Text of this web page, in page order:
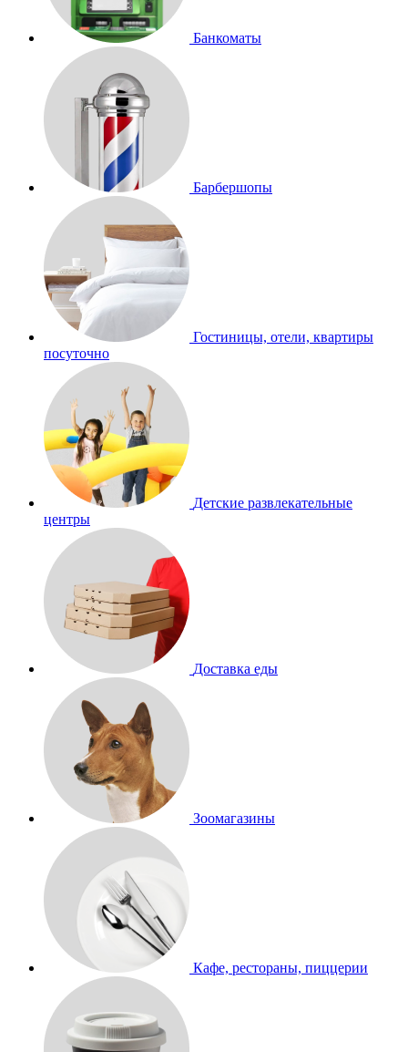
Банкоматы
Барбершопы
Гостиницы, отели, квартиры
посуточно
Детские развлекательные
центры
Доставка еды
Зоомагазины
Кафе, рестораны, пиццерии